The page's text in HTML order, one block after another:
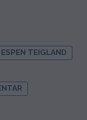
ESPEN TEIGLAND